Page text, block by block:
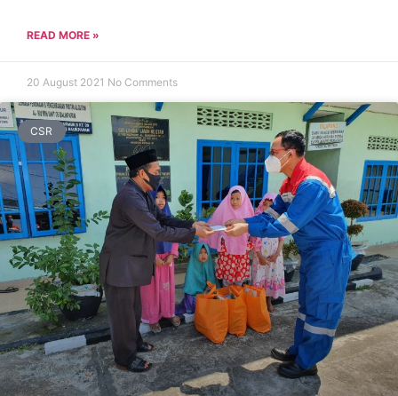
READ MORE »
20 August 2021 No Comments
CSR